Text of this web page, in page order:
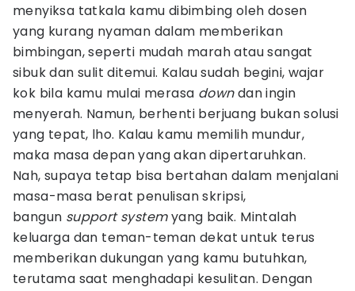
menyiksa tatkala kamu dibimbing oleh dosen
yang kurang nyaman dalam memberikan
bimbingan, seperti mudah marah atau sangat
sibuk dan sulit ditemui. Kalau sudah begini, wajar
kok bila kamu mulai merasa downdan ingin
menyerah. Namun, berhenti berjuang bukan solusi
yang tepat, lho. Kalau kamu memilih mundur,
maka masa depan yang akan dipertaruhkan.
Nah, supaya tetap bisa bertahan dalam menjalani
masa-masa berat penulisan skripsi,
bangun support systemyang baik. Mintalah
keluarga dan teman-teman dekat untuk terus
memberikan dukungan yang kamu butuhkan,
terutama saat menghadapi kesulitan. Dengan